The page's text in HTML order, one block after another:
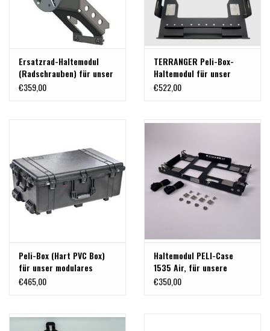
Ersatzrad-Haltemodul
(Radschrauben) für unser
modulares GTV-GMB
€359,00
TERRANGER Peli-Box-
Haltemodul für unser
modulares
Vito/Viano/V-Klasse und
€522,00
Peli-Box (Hart PVC Box)
für unser modulares
Heckträgersystem für VW
€465,00
Haltemodul PELI-Case
1535 Air, für unsere
Heckträgersysteme
€350,00